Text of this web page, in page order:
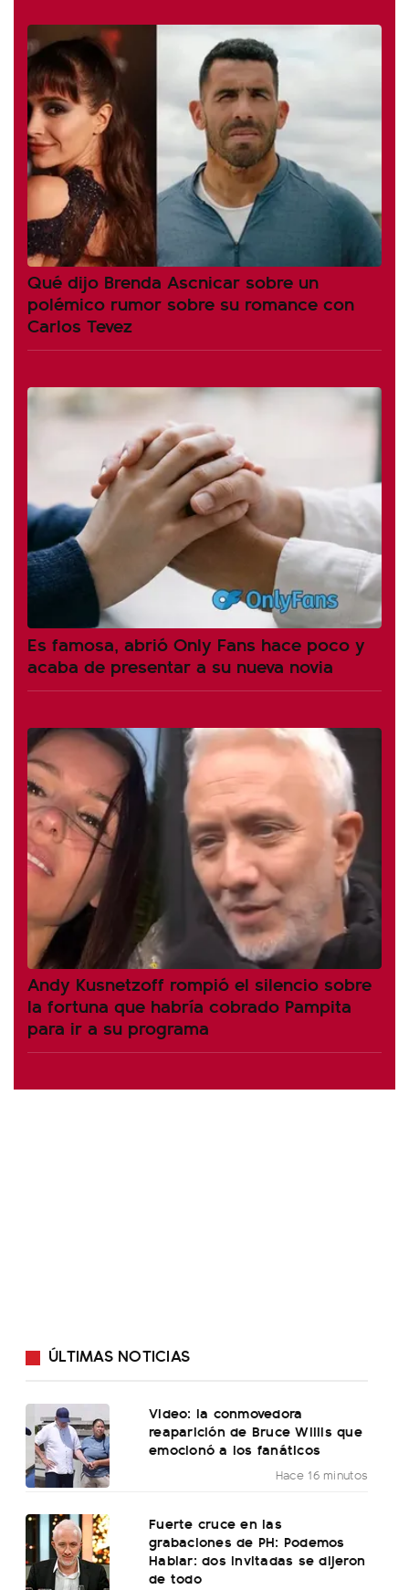
Qué dijo Brenda Ascnicar sobre un
polémico rumor sobre su romance con
Carlos Tevez
Es famosa, abrió Only Fans hace poco y
acaba de presentar a su nueva novia
Andy Kusnetzoff rompió el silencio sobre
la fortuna que habría cobrado Pampita
para ir a su programa
ÚLTIMAS NOTICIAS
Video: la conmovedora
reaparición de Bruce Willis que
emocionó a los fanáticos
Hace 16 minutos
Fuerte cruce en las
grabaciones de PH: Podemos
Hablar: dos invitadas se dijeron
de todo